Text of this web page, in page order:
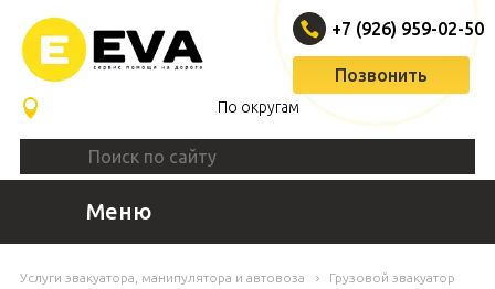
По округам
+7 (926) 959-02-50
Позвонить
Меню
Услуги эвакуатора, манипулятора и автовоза
Грузовой эвакуатор